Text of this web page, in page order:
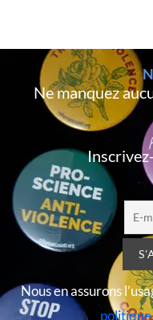
Ne manquez
Nous en assurons